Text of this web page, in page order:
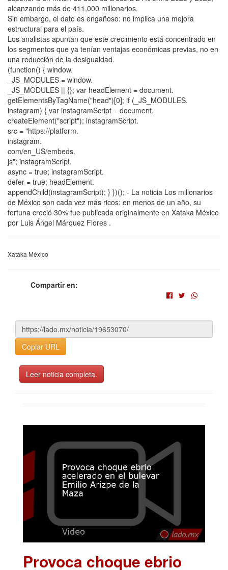
alcanzando más de 411,000 millonarios.
Sin embargo, el dato es engañoso: no implica una mejora
estructural para el país.
Los analistas apuntan que este crecimiento está concentrado en
los segmentos que ya tenían ventajas económicas previas, no en
una reducción de la desigualdad.
(function() { window.
_JS_MODULES = window.
_JS_MODULES || {}; var headElement = document.
getElementsByTagName("head")[0]; if (_JS_MODULES.
instagram) { var instagramScript = document.
createElement("script"); instagramScript.
src = "https://platform.
instagram.
com/en_US/embeds.
js"; instagramScript.
async = true; instagramScript.
defer = true; headElement.
appendChild(instagramScript); } })(); - La noticia Los millonarios
de México son cada vez más ricos: en menos de un año, su
fortuna creció 30% fue publicada originalmente en Xataka México
por Luis Ángel Márquez Flores .
Xataka México
Compartir en:
Copiar URL
Leer noticia completa.
Provoca choque ebrio